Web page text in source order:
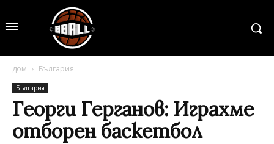
дом България
България
Георги Герганов: Играхме
отборен баскетбол